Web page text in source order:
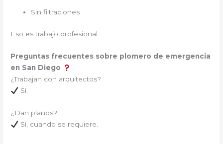
Sin filtraciones
Eso es trabajo profesional.
Preguntas frecuentes sobre plomero de emergencia
en San Diego
¿Trabajan con arquitectos?
Sí.
¿Dan planos?
Sí, cuando se requiere.